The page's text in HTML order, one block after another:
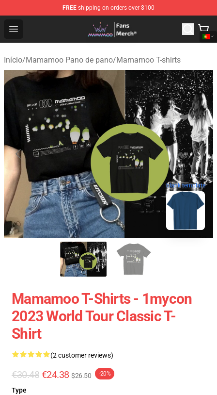
FREE shipping on orders over $100
Open menu
Mamamoo Store - Official Mamamoo Merchandise Shop
Início/Mamamoo Pano de pano/Mamamoo T-shirts
blank template
Mamamoo T-Shirts - 1mycon
2023 World Tour Classic T-
Shirt
(2 customer reviews)
€30.48 €24.38 $26.50 -20%
Type